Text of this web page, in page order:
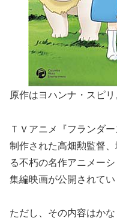
原作はヨハンナ・スピリ
ＴＶアニメ『フランダ
制作された高畑勲監督
る不朽の名作アニメー
集編映画が公開されてい
ただし、その内容はか